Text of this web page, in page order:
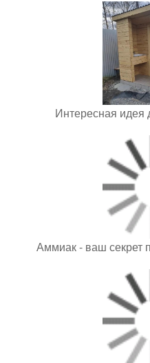
Интересная идея
Аммиак - ваш секрет